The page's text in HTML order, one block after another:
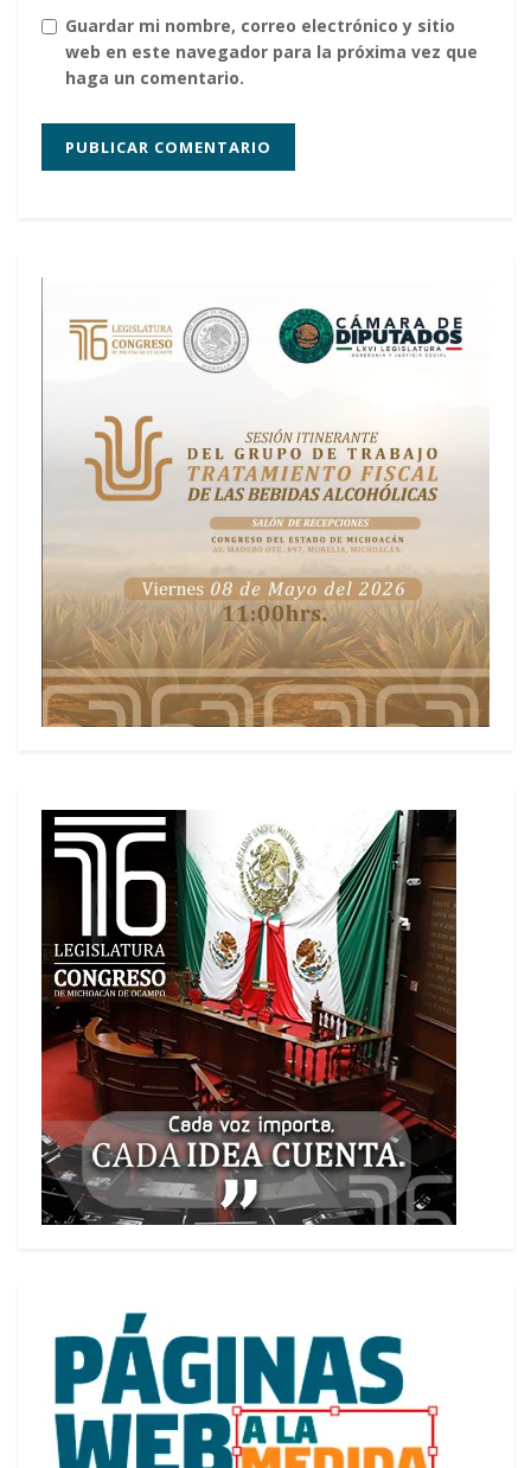
Guardar mi nombre, correo electrónico y sitio
web en este navegador para la próxima vez que
haga un comentario.